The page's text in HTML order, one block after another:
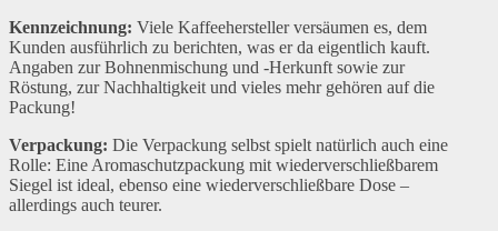
Kennzeichnung: Viele Kaffeehersteller versäumen es, dem
Kunden ausführlich zu berichten, was er da eigentlich kauft.
Angaben zur Bohnenmischung und -Herkunft sowie zur
Röstung, zur Nachhaltigkeit und vieles mehr gehören auf die
Packung!
Verpackung: Die Verpackung selbst spielt natürlich auch eine
Rolle: Eine Aromaschutzpackung mit wiederverschließbarem
Siegel ist ideal, ebenso eine wiederverschließbare Dose –
allerdings auch teurer.